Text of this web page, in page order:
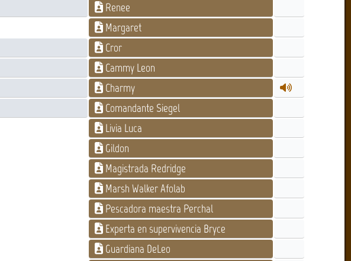
Renee
Margaret
Cror
Cammy Leon
Charmy
Comandante Siegel
Livia Luca
Gildon
Magistrada Redridge
Marsh Walker Afolab
Pescadora maestra Perchal
Experta en supervivencia Bryce
Guardiana DeLeo